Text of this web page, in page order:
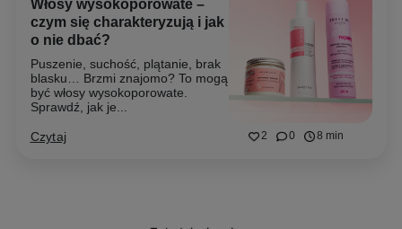
2 0 8 min
Włosy wysokoporowate –
czym się charakteryzują i jak
o nie dbać?
Puszenie, suchość, plątanie, brak
blasku… Brzmi znajomo? To mogą
być włosy wysokoporowate.
Sprawdź, jak je...
Czytaj